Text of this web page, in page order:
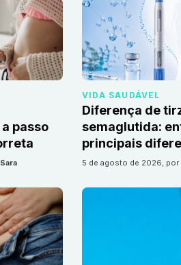
passo
VIDA SAUDÁVEL
Diferença de
semaglutida:
principais
5 de agosto de 2026, por